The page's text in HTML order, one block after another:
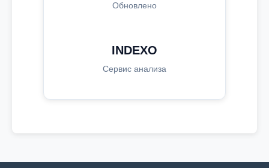
Обновлено
INDEXO
Сервис анализа